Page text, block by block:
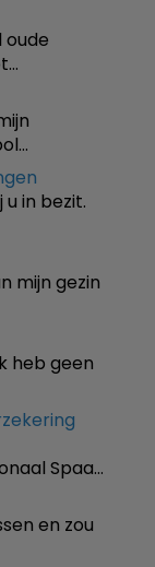
oude
u in bezit.
mijn gezin
heb geen
Spaa…
en zou